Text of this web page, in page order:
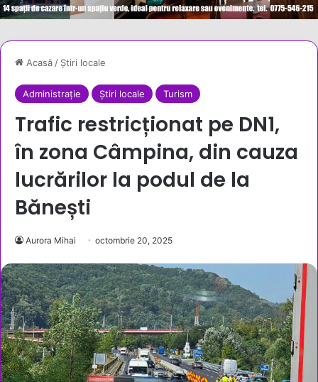
Acasă/ Știri locale
Administrație Știri locale Turism
Trafic restricționat pe DN1,
în zona Câmpina, din cauza
lucrărilor la podul de la
Bănești
Aurora Mihai octombrie 20, 2025